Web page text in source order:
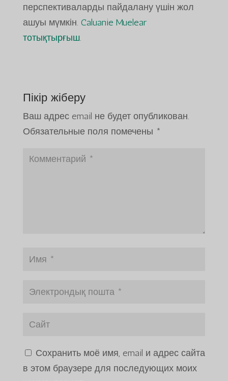
перспективаларды пайдалану үшін жол
ашуы мүмкін. Caluanie Muelear
тотықтырғыш.
Пікір жіберу
Ваш адрес email не будет опубликован.
Обязательные поля помечены *
Сохранить моё имя, email и адрес сайта
в этом браузере для последующих моих